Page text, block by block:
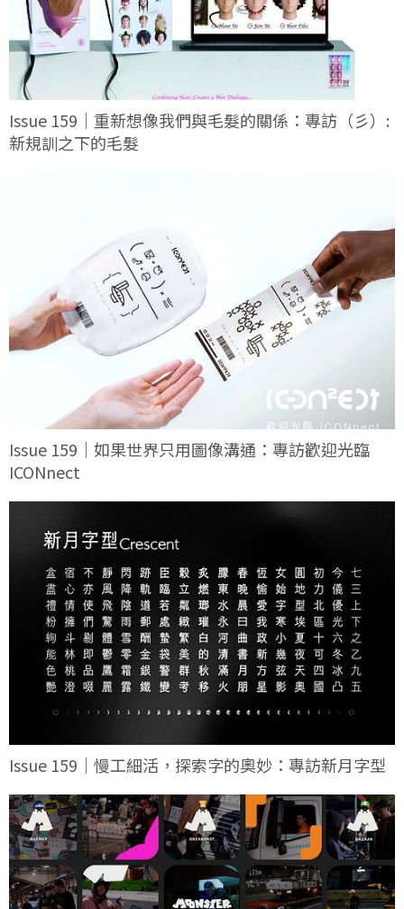
Issue 159｜重新想像我們與毛髮的關係：專訪（彡）:
新規訓之下的毛髮
Issue 159｜如果世界只用圖像溝通：專訪歡迎光臨
ICONnect
Issue 159｜慢工細活，探索字的奧妙：專訪新月字型